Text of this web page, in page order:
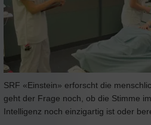
SRF «Einstein» erforscht die
geht der Frage noch, ob die Stimme
Intelligenz noch einzigartig ist oder